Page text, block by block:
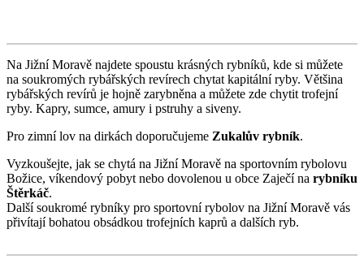
Na Jižní Moravě najdete spoustu krásných rybníků, kde si můžete
na soukromých rybářských revírech chytat kapitální ryby. Většina
rybářských revírů je hojně zarybněna a můžete zde chytit trofejní
ryby. Kapry, sumce, amury i pstruhy a siveny.
Pro zimní lov na dirkách doporučujeme Zukalův rybník.
Vyzkoušejte, jak se chytá na Jižní Moravě na sportovním rybolovu
Božice, víkendový pobyt nebo dovolenou u obce Zaječí na rybníku
Štěrkáč.
Další soukromé rybníky pro sportovní rybolov na Jižní Moravě vás
přivítají bohatou obsádkou trofejních kaprů a dalších ryb.